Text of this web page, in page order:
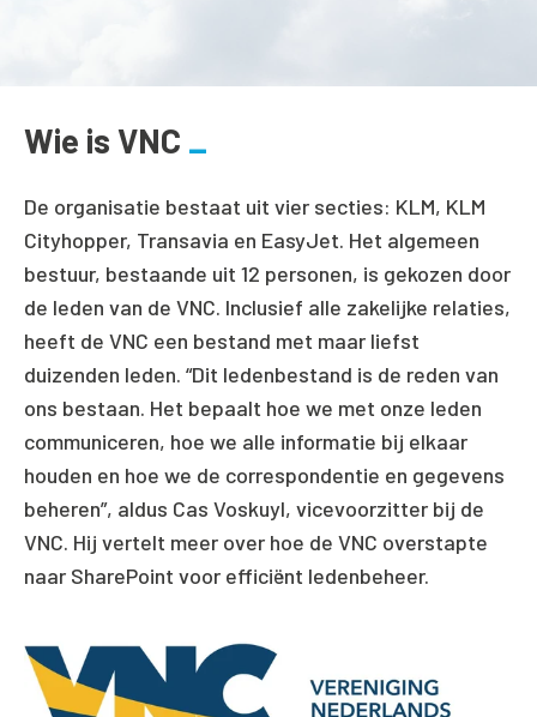
Wie is VNC
De organisatie bestaat uit vier secties: KLM, KLM
Cityhopper, Transavia en EasyJet. Het algemeen
bestuur, bestaande uit 12 personen, is gekozen door
de leden van de VNC. Inclusief alle zakelijke relaties,
heeft de VNC een bestand met maar liefst
duizenden leden. “Dit ledenbestand is de reden van
ons bestaan. Het bepaalt hoe we met onze leden
communiceren, hoe we alle informatie bij elkaar
houden en hoe we de correspondentie en gegevens
beheren”, aldus Cas Voskuyl, vicevoorzitter bij de
VNC. Hij vertelt meer over hoe de VNC overstapte
naar SharePoint voor efficiënt ledenbeheer.